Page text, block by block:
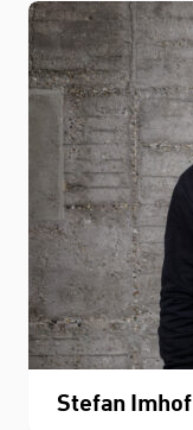
Stefan Imhof